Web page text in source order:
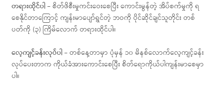
တရားထိုင်ပါ– စိတ်ဖိစီးမှုကင်းဝေးစေပြီး ကောင်းမွန်တဲ့ အိပ်စက်မှုကို ရ
စေနိုင်တာကြောင့် ကျန်းမာပျော်ရွှင်တဲ့ ဘဝကို ပိုင်ဆိုင်ချင်သူတိုင်း တစ်
ပတ်ကို (၃) ကြိမ်လောက် တရားထိုင်ပါ။
လေ့ကျင့်ခန်းလုပ်ပါ– တစ်နေ့တာမှာ ပုံမှန် ၁၀ မိနစ်လောက်လေ့ကျင့်ခန်း
လုပ်ပေးတာက ကိုယ်ခံအားကောင်းစေပြီး စိတ်ရောကိုယ်ပါကျန်းမာစေမှာ
ပါ။